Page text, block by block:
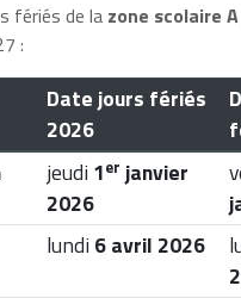
fériés de la zone scolaire A
:
Date jours fériés
2026
jeudi 1er janvier
2026
lundi 6 avril 2026